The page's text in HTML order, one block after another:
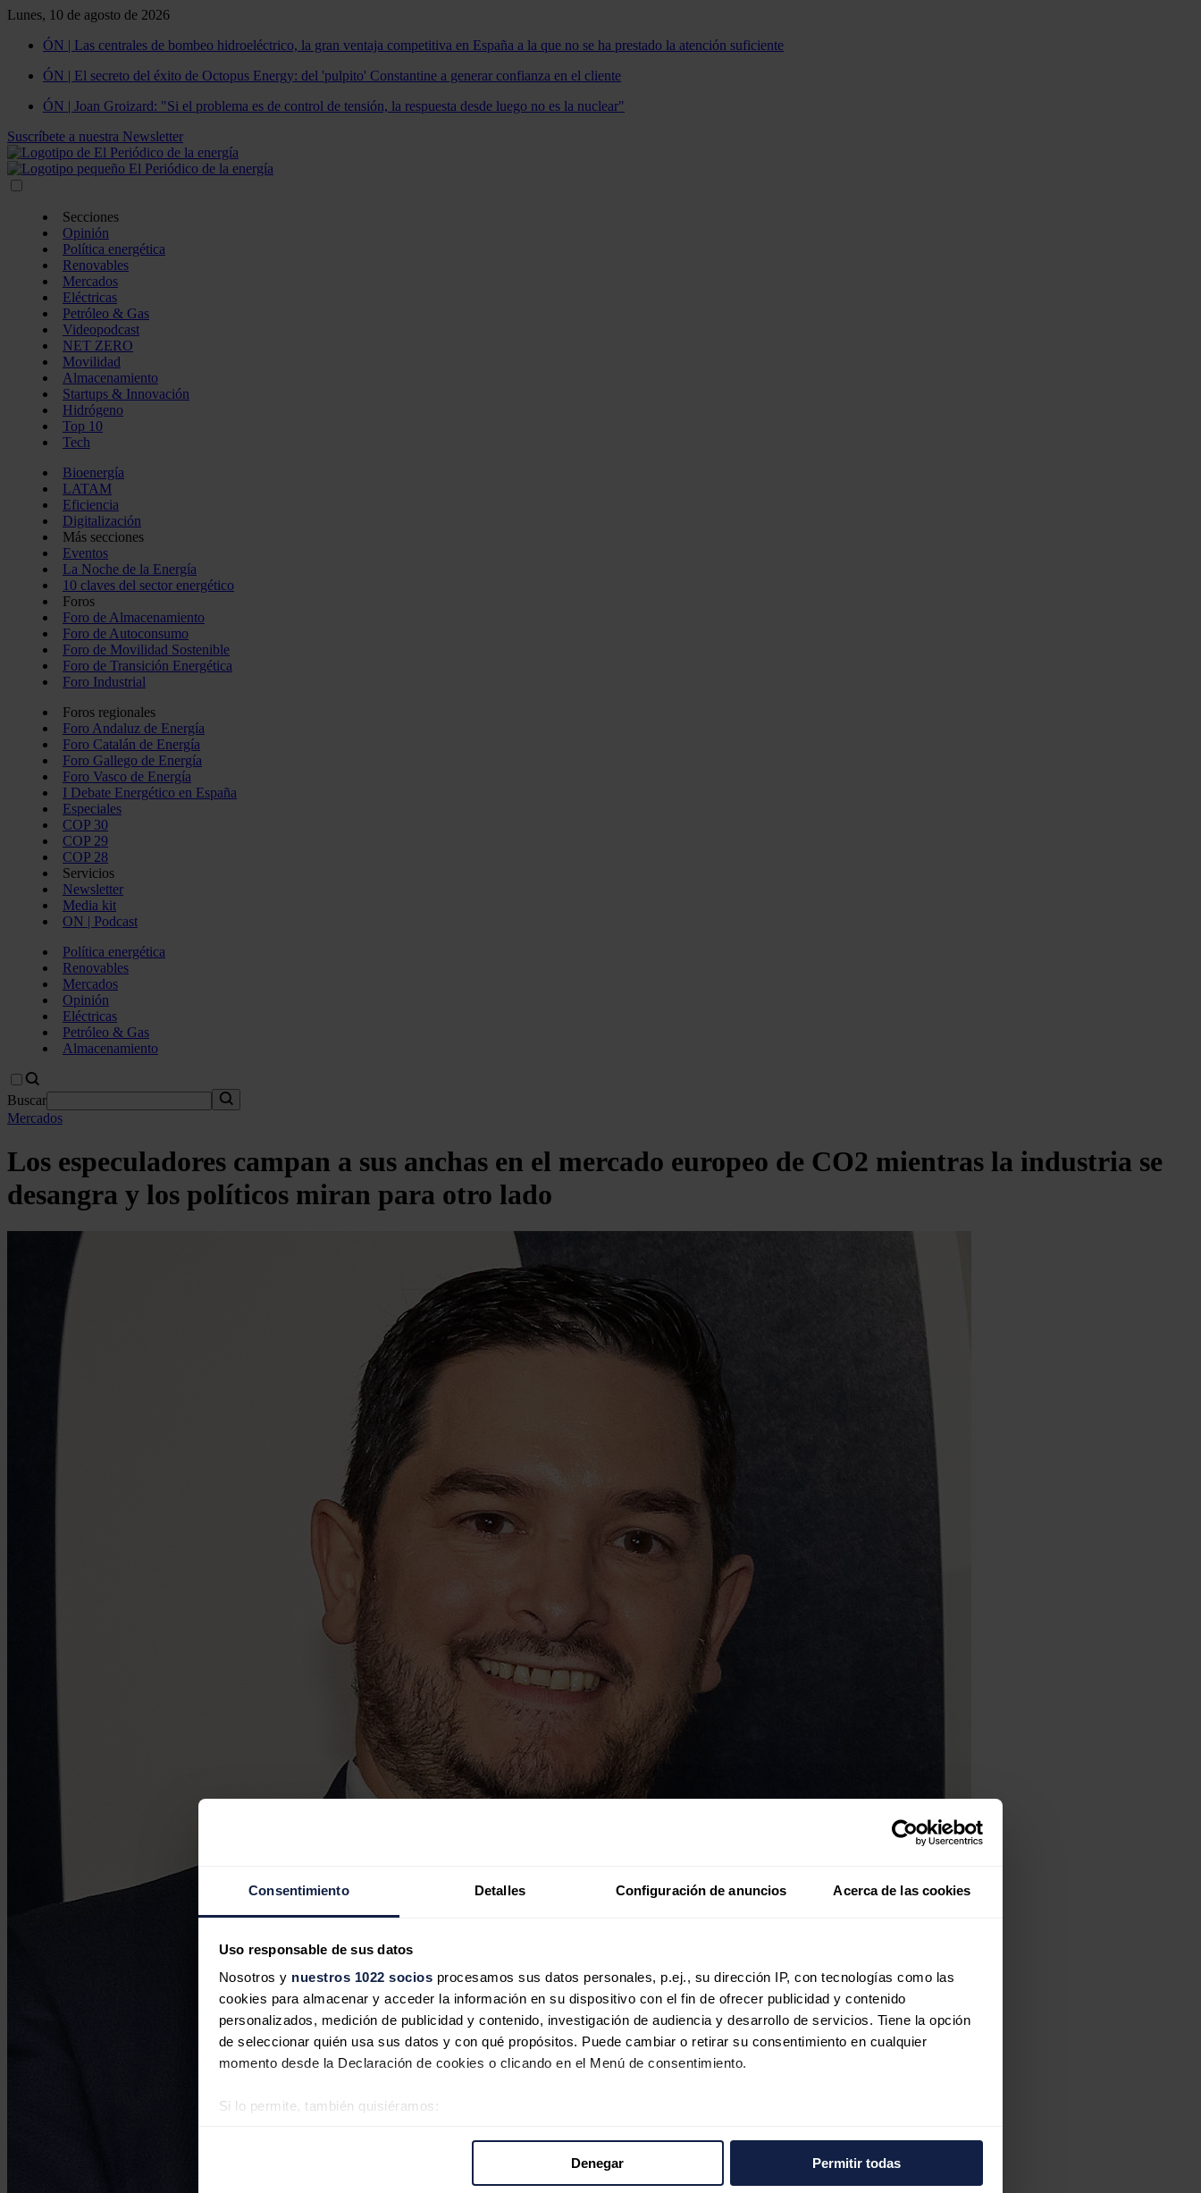
Consentimiento Detalles Configuración de anuncios Acerca de las cookies
Uso responsable de sus datos
Nosotros y nuestros 1022 socios procesamos sus datos personales, p.ej., su dirección IP, con tecnologías como las
cookies para almacenar y acceder la información en su dispositivo con el fin de ofrecer publicidad y contenido
personalizados, medición de publicidad y contenido, investigación de audiencia y desarrollo de servicios. Tiene la opción
de seleccionar quién usa sus datos y con qué propósitos. Puede cambiar o retirar su consentimiento en cualquier
momento desde la Declaración de cookies o clicando en el Menú de consentimiento.
Si lo permite, también quisiéramos:
Denegar Permitir todas
Lunes, 10 de agosto de 2026
ÓN | Las centrales de bombeo hidroeléctrico, la gran ventaja competitiva en España a la que no se ha prestado la atención suficiente
ÓN | El secreto del éxito de Octopus Energy: del 'pulpito' Constantine a generar confianza en el cliente
ÓN | Joan Groizard: "Si el problema es de control de tensión, la respuesta desde luego no es la nuclear"
Suscríbete a nuestra Newsletter
Secciones
Opinión
Política energética
Renovables
Mercados
Eléctricas
Petróleo & Gas
Videopodcast
NET ZERO
Movilidad
Almacenamiento
Startups & Innovación
Hidrógeno
Top 10
Tech
Bioenergía
LATAM
Eficiencia
Digitalización
Más secciones
Eventos
La Noche de la Energía
10 claves del sector energético
Foros
Foro de Almacenamiento
Foro de Autoconsumo
Foro de Movilidad Sostenible
Foro de Transición Energética
Foro Industrial
Foros regionales
Foro Andaluz de Energía
Foro Catalán de Energía
Foro Gallego de Energía
Foro Vasco de Energía
I Debate Energético en España
Especiales
COP 30
COP 29
COP 28
Servicios
Newsletter
Media kit
ON | Podcast
Política energética
Renovables
Mercados
Opinión
Eléctricas
Petróleo & Gas
Almacenamiento
Buscar
Mercados
Los especuladores campan a sus anchas en el mercado europeo de CO2 mientras la industria se
desangra y los políticos miran para otro lado